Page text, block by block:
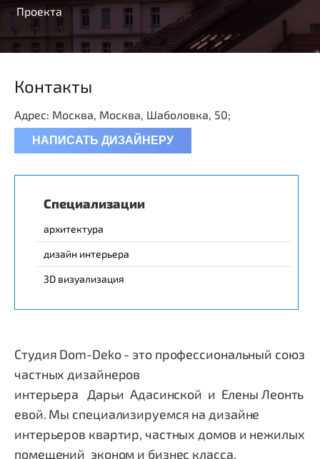
Проекта
Контакты
Адрес: Москва, Москва, Шаболовка, 50;
НАПИСАТЬ ДИЗАЙНЕРУ
Специализации
архитектура
дизайн интерьера
3D визуализация
Студия Dom-Deko - это профессиональный союз
частных дизайнеров
интерьера Дарьи Адасинской и Елены Леонть
евой. Мы специализируемся на дизайне
интерьеров квартир, частных домов и нежилых
помещений эконом и бизнес класса.